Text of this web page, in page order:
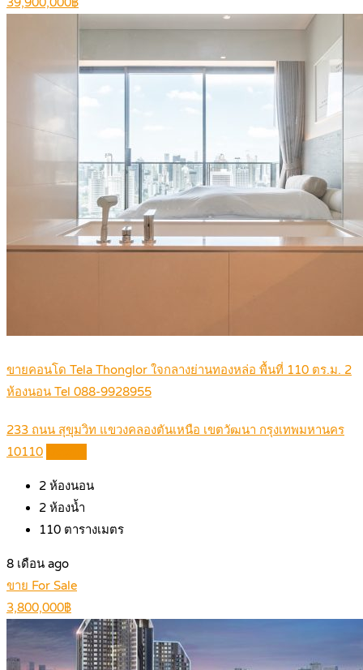
ขายคอนโด Tela Thonglor ใจกลางย่านทองหล่อ พื้นที่ 110 ตร.ม. 2
ห้องนอน Tel 088-9928955
233 ถนน สุขุมวิท แขวงคลองตันเหนือ เขตวัฒนา กรุงเทพมหานคร
10110
2 ห้องนอน
2 ห้องน้ำ
110 ตารางเมตร
8 เดือน ago
ขาย For Sale
3,800,000฿